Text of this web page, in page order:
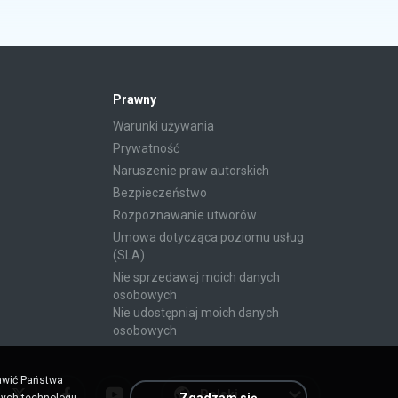
Prawny
Warunki używania
Prywatność
Naruszenie praw autorskich
Bezpieczeństwo
Rozpoznawanie utworów
Umowa dotycząca poziomu usług
(SLA)
Nie sprzedawaj moich danych
osobowych
Nie udostępniaj moich danych
osobowych
Polski
Państwa